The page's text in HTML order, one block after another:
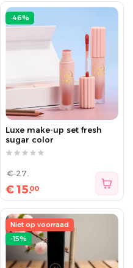
-46%
Luxe make-up set fresh
sugar color
€15.00
€27.
Niet op voorraad
-15%